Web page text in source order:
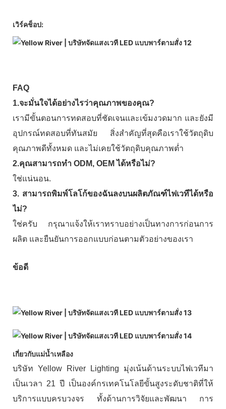
เวิร์คช็อป:
FAQ
1.จะมั่นใจได้อย่างไรว่าคุณภาพของคุณ?
เรามีขั้นตอนการทดสอบที่ชัดเจนและเข้มงวดมาก และยังมี
อุปกรณ์ทดสอบที่ทันสมัย ​​สิ่งสำคัญที่สุดคือเราใช้วัตถุดิบ
คุณภาพดีทั้งหมด และไม่เคยใช้วัตถุดิบคุณภาพต่ำ
2.คุณสามารถทำ ODM, OEM ได้หรือไม่?
ใช่แน่นอน.
3. สามารถพิมพ์โลโก้ของฉันลงบนผลิตภัณฑ์ไฟเวทีได้หรือ
ไม่?
ใช่ครับ กรุณาแจ้งให้เราทราบอย่างเป็นทางการก่อนการ
ผลิต และยืนยันการออกแบบก่อนตามตัวอย่างของเรา
ข้อดี
เกี่ยวกับแม่น้ำเหลือง
บริษัท Yellow River Lighting มุ่งเน้นด้านระบบไฟเวทีมา
เป็นเวลา 21 ปี เป็นองค์กรเทคโนโลยีขั้นสูงระดับชาติที่ให้
บริการแบบครบวงจร ทั้งด้านการวิจัยและพัฒนา การ